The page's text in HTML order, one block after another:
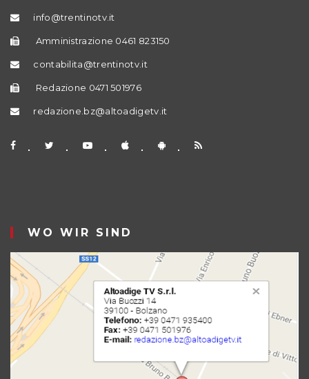
info@trentinotv.it
Amministrazione 0461 823150
contabilita@trentinotv.it
Redazione 0471 501976
redazione.bz@altoadigetv.it
WO WIR SIND